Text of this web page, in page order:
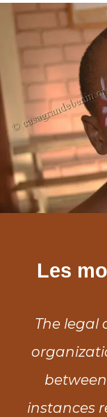
Les
The legal
instances